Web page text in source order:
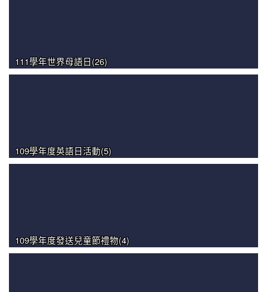
111學年世界母語日(26)
109學年度英語日活動(5)
109學年度發送兒童節禮物(4)